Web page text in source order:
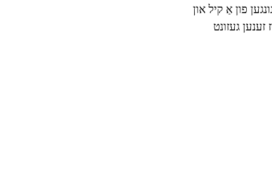
פון אַ קיל און
אַז אַ מינימום פון 3-4 ינטערנאָדיז זענען געזונט